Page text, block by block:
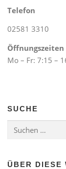
Telefon
02581 3310
Öffnungszeiten
Mo – Fr: 7:15 –
SUCHE
Suchen
ÜBER DIESE